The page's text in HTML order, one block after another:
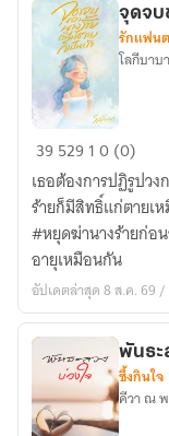
ห้าง
สรรพ
สินค้า
แล้ว
หนา
ออ
จุดจบ
ของ
นาง
ร้าย
ถ้า
ไม่
ตาย
ก็
เป็น
จุดจบ
รักแฟน
โลกีบาบา
39 529 10 (0)
เธอต้องการปฏิรูปวง
ร้ายก็มีสิทธิ์แก่ตายเ
#หยุดฆ่านางร้ายก่อ
อายุเหมือนกัน
อัปเดตล่าสุด 8 ส.ค. 69
พันธะ
ซึ้งกินใจ
คีวา ณ